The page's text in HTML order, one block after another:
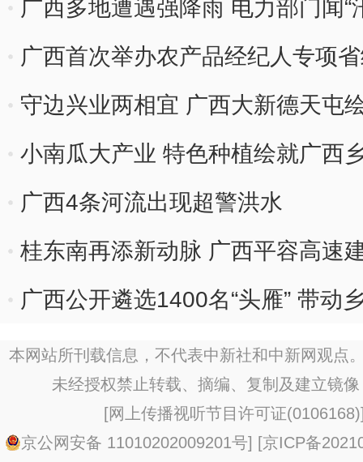
广西多地遭遇强降雨 电力部门闻“
广西首次举办农产品经纪人专项
守边兴业两相宜 广西大新德天屯
小南瓜大产业 特色种植绘就广西
广西4条河流出现超警洪水
桂东南再添新动脉 广西平容高速
广西公开遴选1400名“头雁” 带动
本网站所刊载信息，不代表中新社和中新网观点
未经授权禁止转载、摘编、复制及建立镜
[网上传播视听节目许可证(0106168)
京公网安备 11010202009201号] [京ICP备